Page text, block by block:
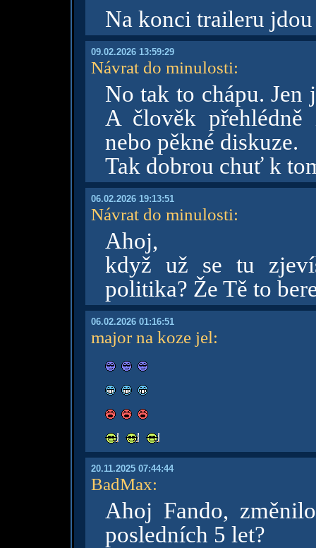
Na konci traileru
09.02.2026 13:59:29
Návrat do minulosti:
No tak to chápu. Jen
A člověk přehlédně
nebo pěkné diskuze.
Tak dobrou chuť k
06.02.2026 19:13:51
Návrat do minulosti:
Ahoj,
když už se tu
politika? Že Tě to
06.02.2026 01:16:51
major na koze jel:
20.11.2025 07:44:44
BadMax:
Ahoj Fando,
posledních 5 let?